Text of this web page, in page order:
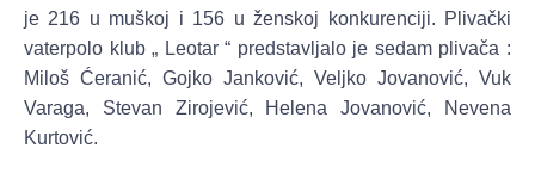
je 216 u muškoj i 156 u ženskoj konkurenciji. Plivački
vaterpolo klub „ Leotar “ predstavljalo je sedam plivača :
Miloš Ćeranić, Gojko Janković, Veljko Jovanović, Vuk
Varaga, Stevan Zirojević, Helena Jovanović, Nevena
Kurtović.